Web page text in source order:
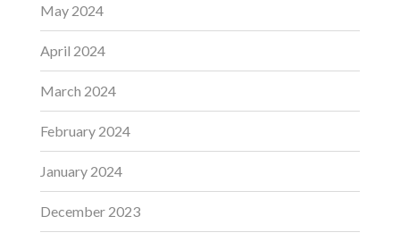
May 2024
April 2024
March 2024
February 2024
January 2024
December 2023